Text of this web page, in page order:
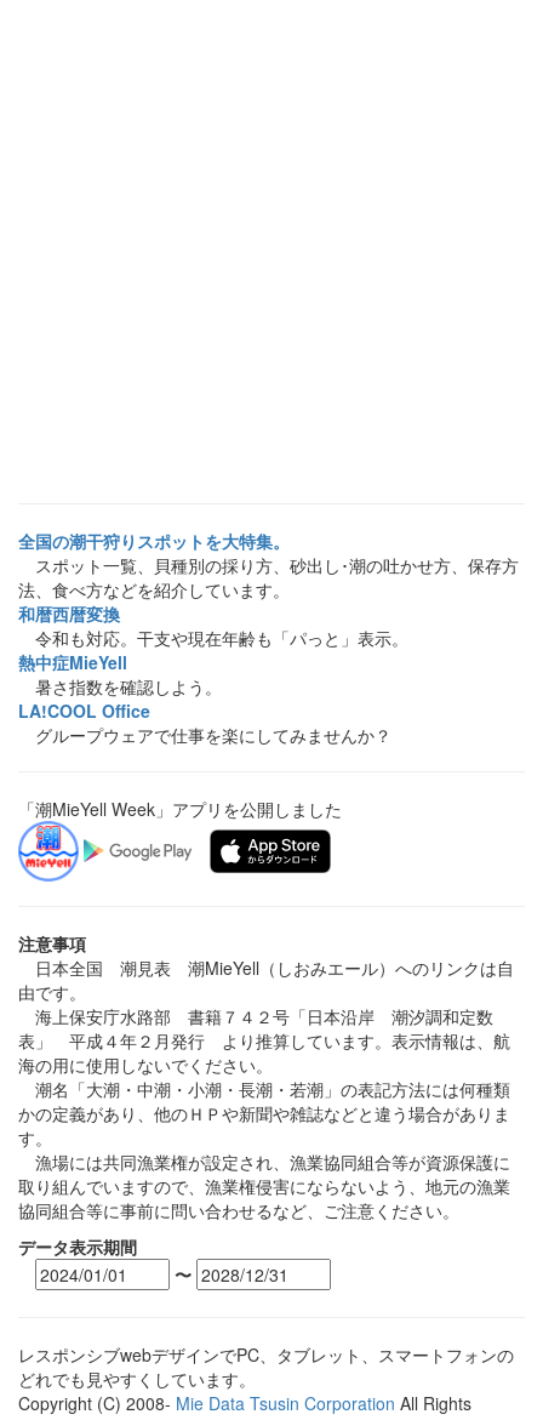
全国の潮干狩りスポットを大特集。
スポット一覧、貝種別の採り方、砂出し･潮の吐かせ方、保存方
法、食べ方などを紹介しています。
和暦西暦変換
令和も対応。干支や現在年齢も「パっと」表示。
熱中症MieYell
暑さ指数を確認しよう。
LA!COOL Office
グループウェアで仕事を楽にしてみませんか？
「潮MieYell Week」アプリを公開しました
注意事項
日本全国 潮見表 潮MieYell（しおみエール）へのリンクは自
由です。
海上保安庁水路部 書籍７４２号「日本沿岸 潮汐調和定数
表」 平成４年２月発行 より推算しています。表示情報は、航
海の用に使用しないでください。
潮名「大潮・中潮・小潮・長潮・若潮」の表記方法には何種類
かの定義があり、他のＨＰや新聞や雑誌などと違う場合がありま
す。
漁場には共同漁業権が設定され、漁業協同組合等が資源保護に
取り組んでいますので、漁業権侵害にならないよう、地元の漁業
協同組合等に事前に問い合わせるなど、ご注意ください。
データ表示期間
〜
レスポンシブwebデザインでPC、タブレット、スマートフォンの
どれでも見やすくしています。
Copyright (C) 2008- Mie Data Tsusin Corporation All Rights